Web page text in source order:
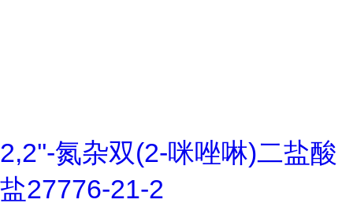
2,2''-氮杂双(2-咪唑啉)二盐酸
盐27776-21-2